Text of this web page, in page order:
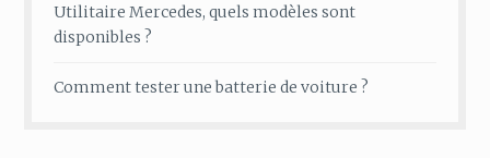
Utilitaire Mercedes, quels modèles sont
disponibles ?
Comment tester une batterie de voiture ?